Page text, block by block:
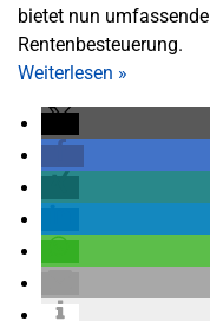
bietet nun
Rentenbesteuerung.
Weiterlesen »